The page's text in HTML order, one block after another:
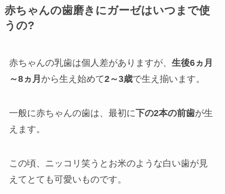
赤ちゃんの歯磨きにガーゼはいつまで使
うの?
赤ちゃんの乳歯は個人差がありますが、 生後6ヵ月
～8ヵ月 から生え始めて2～3歳で生え揃います。
一般に赤ちゃんの歯は、最初に下の2本の前歯が生
えます。
この頃、ニッコリ笑うとお米のような白い歯が見
えてとても可愛いものです。